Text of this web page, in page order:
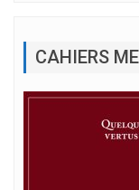
CAHIERS